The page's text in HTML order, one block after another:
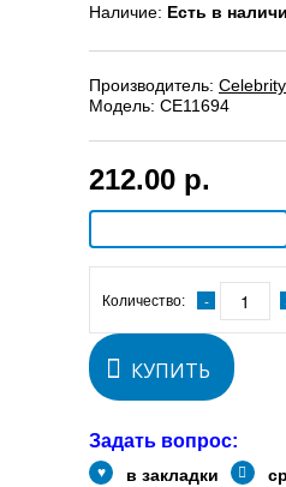
Наличие: Есть в
Производитель: Celebrity
Модель: CE11694
212.00 р.
Количество:
КУПИТЬ
Задать вопрос:
в закладки